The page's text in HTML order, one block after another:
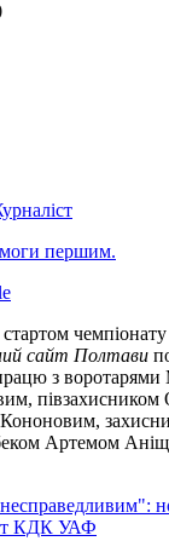
першим.
чемпіонату
сайт Полтави
з
Артемом
КДК УАФ